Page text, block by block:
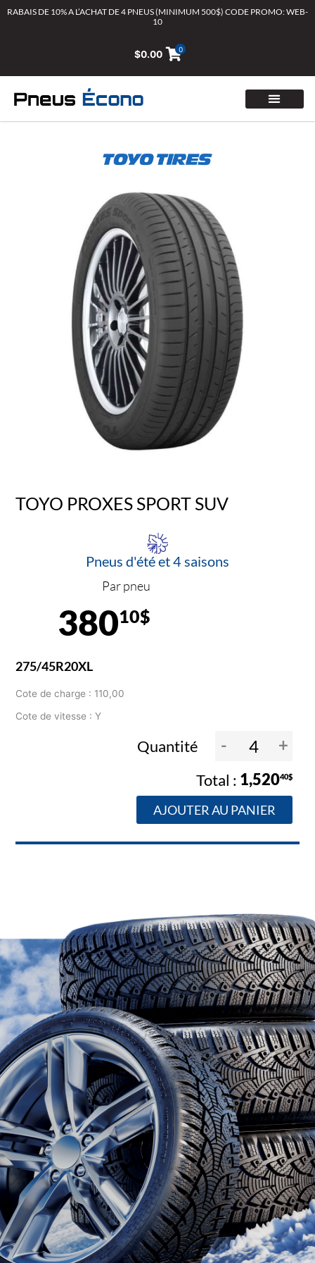
AllerRABAIS DE 10% A L’ACHAT DE 4 PNEUS (MINIMUM 500$) CODE PROMO: WEB-
10
$0.00 0
TOYO PROXES SPORT SUV
Pneus d'été et 4 saisons
Par pneu
38010$
275/45R20XL
Cote de charge : 110,00
Cote de vitesse : Y
Quantité - +
1,52040$
AJOUTER AU PANIER